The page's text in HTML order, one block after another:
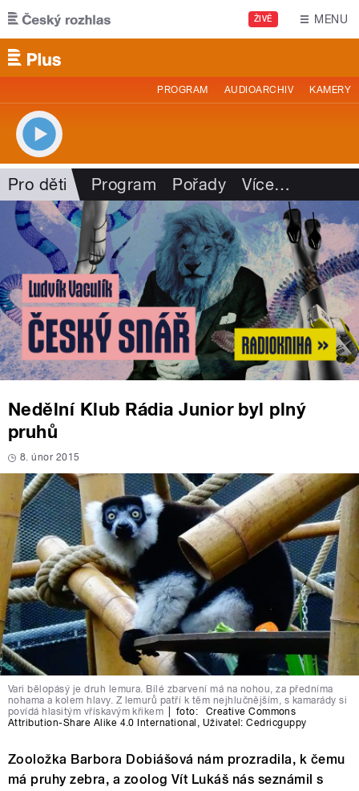
Přejít k hlavnímu obsahu
ŽIVĚ MENU
PROGRAM AUDIOARCHIV KAMERY
Pro děti Program Pořady Více…
Nedělní Klub Rádia Junior byl plný
pruhů
8. únor 2015
Vari bělopásý je druh lemura. Bílé zbarvení má na nohou, za předníma
nohama a kolem hlavy. Z lemurů patří k těm nejhlučnějším, s kamarády si
povídá hlasitým vřískavým křikem
foto:
Creative Commons
Attribution-Share Alike 4.0 International , Uživatel: Cedricguppy
Zooložka Barbora Dobiášová nám prozradila, k čemu
má pruhy zebra, a zoolog Vít Lukáš nás seznámil s